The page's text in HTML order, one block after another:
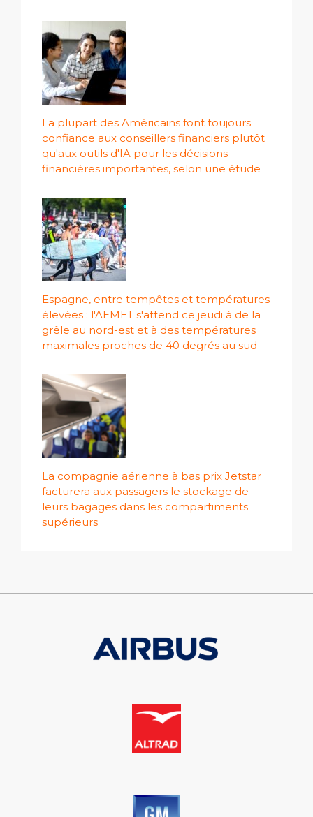
La plupart des Américains font toujours
confiance aux conseillers financiers plutôt
qu'aux outils d'IA pour les décisions
financières importantes, selon une étude
Espagne, entre tempêtes et températures
élevées : l'AEMET s'attend ce jeudi à de la
grêle au nord-est et à des températures
maximales proches de 40 degrés au sud
La compagnie aérienne à bas prix Jetstar
facturera aux passagers le stockage de
leurs bagages dans les compartiments
supérieurs